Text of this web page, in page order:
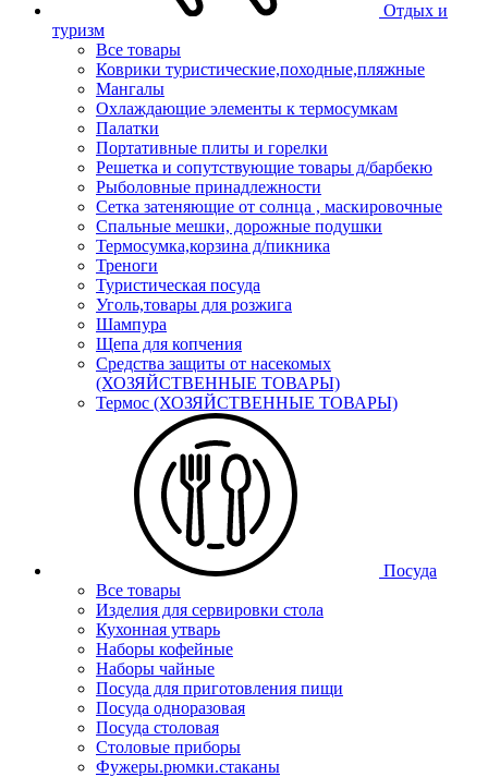
Отдых и
туризм
Все товары
Коврики туристические,походные,пляжные
Мангалы
Охлаждающие элементы к термосумкам
Палатки
Портативные плиты и горелки
Решетка и сопутствующие товары д/барбекю
Рыболовные принадлежности
Сетка затеняющие от солнца , маскировочные
Спальные мешки, дорожные подушки
Термосумка,корзина д/пикника
Треноги
Туристическая посуда
Уголь,товары для розжига
Шампура
Щепа для копчения
Средства защиты от насекомых
(ХОЗЯЙСТВЕННЫЕ ТОВАРЫ)
Термос (ХОЗЯЙСТВЕННЫЕ ТОВАРЫ)
Посуда
Все товары
Изделия для сервировки стола
Кухонная утварь
Наборы кофейные
Наборы чайные
Посуда для приготовления пищи
Посуда одноразовая
Посуда столовая
Столовые приборы
Фужеры.рюмки.стаканы